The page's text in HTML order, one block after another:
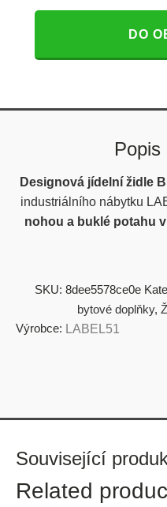
DO
Popis
Designová jídelní židle
industriálního nábytku
nohou a buklé potahu
SKU: 8dee5578ce0e
bytové doplňky,
Výrobce: LABEL51
Související
Related